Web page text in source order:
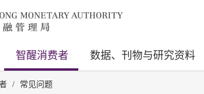
智醒消费者 数据、刊物与研究资料
/ 常见问题